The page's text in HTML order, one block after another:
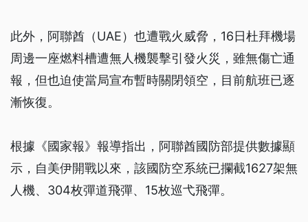
此外，阿聯酋（UAE）也遭戰火威脅，16日杜拜機場
周邊一座燃料槽遭無人機襲擊引發火災，雖無傷亡通
報，但也迫使當局宣布暫時關閉領空，目前航班已逐
漸恢復。
根據《國家報》報導指出，阿聯酋國防部提供數據顯
示，自美伊開戰以來，該國防空系統已攔截1627架無
人機、304枚彈道飛彈、15枚巡弋飛彈。